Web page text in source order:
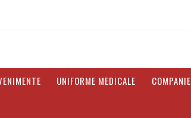
UNIFORME MEDICALE COMPANIE